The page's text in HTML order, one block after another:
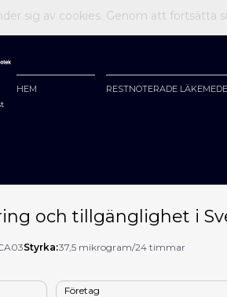
HEM RESTNOTERADE
och tillgänglighet i
Styrka:37,5 mikrogram/24 timmar
Företag
sig av cookies. Genom att fortsätta